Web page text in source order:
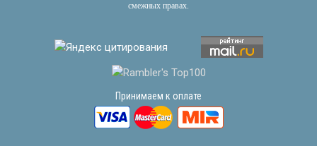
смежных правах.
Принимаем к оплате